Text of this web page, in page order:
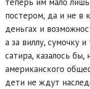
постером, да и не в
деньгах и
а за виллу, сумочку
сатира, казалось
американского
дети не ждут